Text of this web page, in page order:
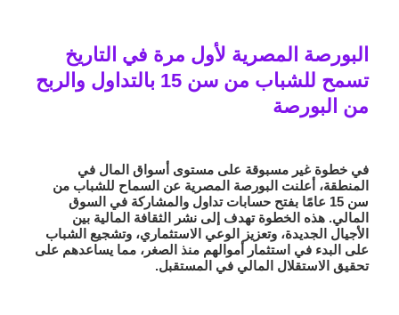
البورصة المصرية لأول مرة في التاريخ
تسمح للشباب من سن 15 بالتداول والربح
من البورصة
في خطوة غير مسبوقة على مستوى أسواق المال في
المنطقة، أعلنت البورصة المصرية عن السماح للشباب من
سن 15 عامًا بفتح حسابات تداول والمشاركة في السوق
المالي. هذه الخطوة تهدف إلىنشر الثقافة المالية بين
الأجيال الجديدة، وتعزيز الوعي الاستثماري، وتشجيع الشباب
على البدء في استثمار أموالهم منذ الصغر، مما يساعدهم على
تحقيق الاستقلال المالي في المستقبل.